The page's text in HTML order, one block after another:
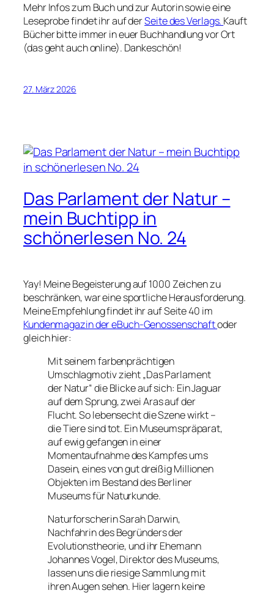
Mehr Infos zum Buch und zur Autorin sowie eine
Leseprobe findet ihr auf derSeite des Verlags. Kauft
Bücher bitte immer in euer Buchhandlung vor Ort
(das geht auch online). Dankeschön!
27. März 2026
Das Parlament der Natur –
mein Buchtipp in
schönerlesen No. 24
Yay! Meine Begeisterung auf 1000 Zeichen zu
beschränken, war eine sportliche Herausforderung.
Meine Empfehlung findet ihr auf Seite 40 im
Kundenmagazin der eBuch-Genossenschaftoder
gleich hier:
Mit seinem farbenprächtigen
Umschlagmotiv zieht „Das Parlament
der Natur“ die Blicke auf sich: Ein Jaguar
auf dem Sprung, zwei Aras auf der
Flucht. So lebensecht die Szene wirkt –
die Tiere sind tot. Ein Museumspräparat,
auf ewig gefangen in einer
Momentaufnahme des Kampfes ums
Dasein, eines von gut dreißig Millionen
Objekten im Bestand des Berliner
Museums für Naturkunde.
Naturforscherin Sarah Darwin,
Nachfahrin des Begründers der
Evolutionstheorie, und ihr Ehemann
Johannes Vogel, Direktor des Museums,
lassen uns die riesige Sammlung mit
ihren Augen sehen. Hier lagern keine